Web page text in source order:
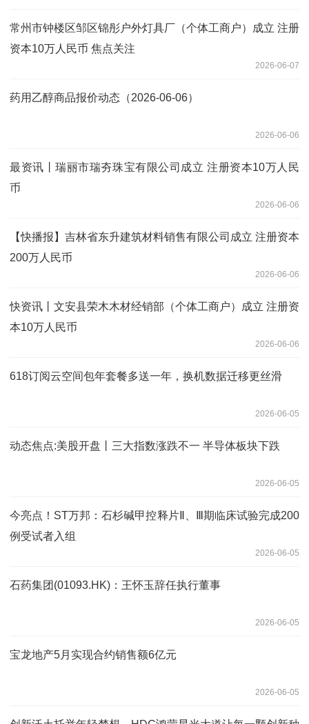
常州市钟楼区邹区锦彤户外灯具厂（个体工商户）成立 注册
资本10万人民币 焦点关注
2026-06-07
药用乙醇商品报价动态（2026-06-06）
2026-06-06
最资讯丨瑞丽市瑞夯珠宝有限公司成立 注册资本10万人民
币
2026-06-06
【快播报】吉林省东升建筑材料销售有限公司成立 注册资本
200万人民币
2026-06-06
快资讯丨文安县荣木木材经销部（个体工商户）成立 注册资
本10万人民币
2026-06-06
618订阅云空间包年套餐多送一年，换机数据迁移更丝滑
2026-06-05
动态焦点:美股开盘丨三大指数涨跌不一 半导体板块下跌
2026-06-05
今亮点！ST万邦：石杉碱甲控释片Ⅱ、Ⅲ期临床试验完成200
例受试者入组
2026-06-05
石药集团(01093.HK)：王怀玉辞任执行董事
2026-06-05
宝龙地产5月实现合约销售额6亿元
2026-06-05